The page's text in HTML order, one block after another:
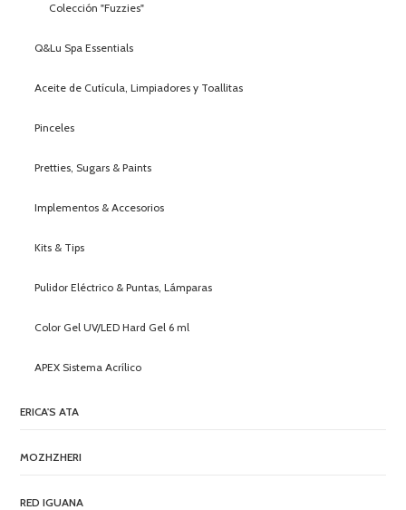
Colección "Fuzzies"
Q&Lu Spa Essentials
Aceite de Cutícula, Limpiadores y Toallitas
Pinceles
Pretties, Sugars & Paints
Implementos & Accesorios
Kits & Tips
Pulidor Eléctrico & Puntas, Lámparas
Color Gel UV/LED Hard Gel 6 ml
APEX Sistema Acrílico
ERICA'S ATA
MOZHZHERI
RED IGUANA